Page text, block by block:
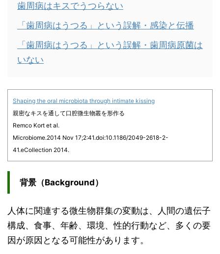
歯周病はキスでうつらない
「歯周病はうつる」という誤解・感染と伝播
「歯周病はうつる」という誤解・歯周病原菌は
いない
Shaping the oral microbiota through intimate kissing
親密なキスを通して口腔微生物叢を形作る
Remco Kort et al.
Microbiome.2014 Nov 17;2:41.doi:10.1186/2049-2618-2-
41.eCollection 2014.
背景（Background）
人体に関連する微生物群集の変動は、人間の遺伝子
構成、食事、年齢、環境、性的行動など、多くの要
因が原因となる可能性があります。